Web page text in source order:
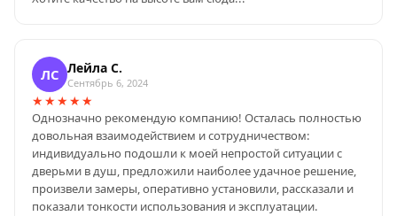
ЛС Лейла С.
Сентябрь 6, 2024
★★★★★
Однозначно рекомендую компанию! Осталась полностью
довольная взаимодействием и сотрудничеством:
индивидуально подошли к моей непростой ситуации с
дверьми в душ, предложили наиболее удачное решение,
произвели замеры, оперативно установили, рассказали и
показали тонкости использования и эксплуатации.
steklo.123@mail.ru
Адмирала Серебрякова 79 б/1,
цоколь , офис №8
+7-988-673-60-73
+7-928-404-00-11
менеджер Анна